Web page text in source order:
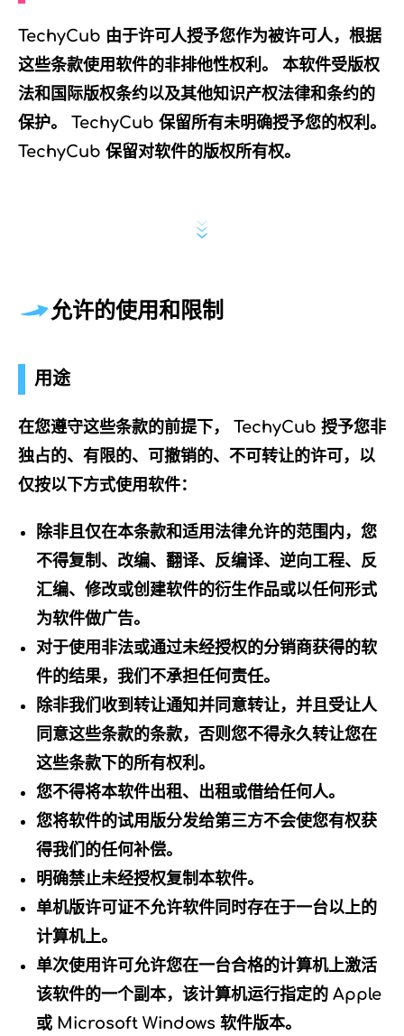
TechyCub 由于许可人授予您作为被许可人，根据
这些条款使用软件的非排他性权利。 本软件受版权
法和国际版权条约以及其他知识产权法律和条约的
保护。 TechyCub 保留所有未明确授予您的权利。
TechyCub 保留对软件的版权所有权。
允许的使用和限制
用途
在您遵守这些条款的前提下， TechyCub 授予您非
独占的、有限的、可撤销的、不可转让的许可，以
仅按以下方式使用软件：
除非且仅在本条款和适用法律允许的范围内，您
不得复制、改编、翻译、反编译、逆向工程、反
汇编、修改或创建软件的衍生作品或以任何形式
为软件做广告。
对于使用非法或通过未经授权的分销商获得的软
件的结果，我们不承担任何责任。
除非我们收到转让通知并同意转让，并且受让人
同意这些条款的条款，否则您不得永久转让您在
这些条款下的所有权利。
您不得将本软件出租、出租或借给任何人。
您将软件的试用版分发给第三方不会使您有权获
得我们的任何补偿。
明确禁止未经授权复制本软件。
单机版许可证不允许软件同时存在于一台以上的
计算机上。
单次使用许可允许您在一台合格的计算机上激活
该软件的一个副本，该计算机运行指定的 Apple
或 Microsoft Windows 软件版本。